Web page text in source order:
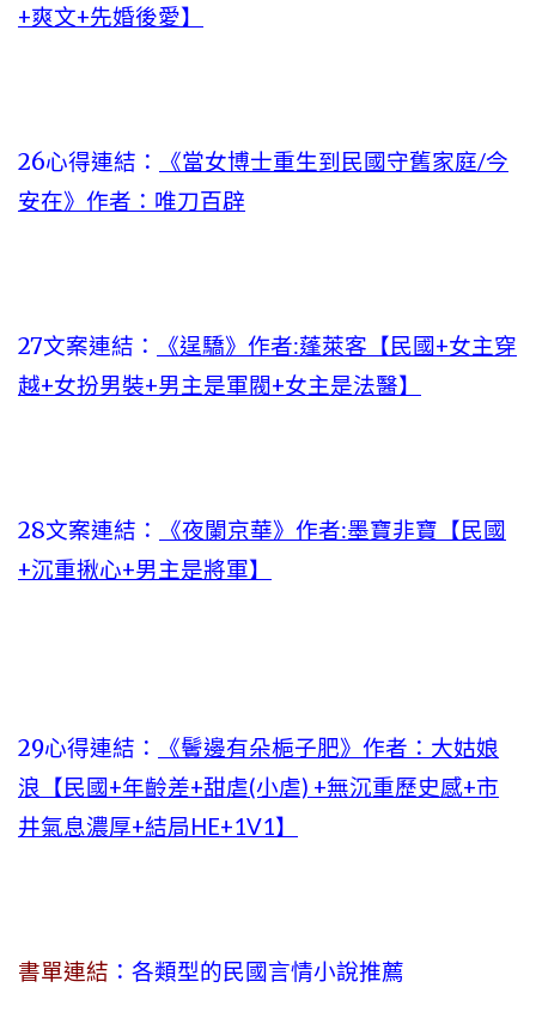
+爽文+先婚後愛】
26心得連結：
《當女博士重生到民國守舊家庭/今
安在》作者：唯刀百辟
27文案連結：
《逞驕》作者:蓬萊客【民國+女主穿
越+女扮男裝+男主是軍閥+女主是法醫】
28文案連結：
《夜闌京華》作者:墨寶非寶【民國
+沉重揪心+男主是將軍】
29心得連結：
《鬢邊有朵梔子肥》作者：大姑娘
浪【民國+年齡差+甜虐(小虐) +無沉重歷史感+市
井氣息濃厚+結局HE+1V1】
書單連結 ：各類型的民國言情小說推薦